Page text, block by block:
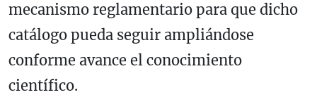
mecanismo reglamentario para que dicho
catálogo pueda seguir ampliándose
conforme avance el conocimiento
científico.